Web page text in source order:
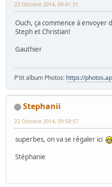
22 Octobre 2014, 09:41:31
Ouch, ça commence à envoyer
Steph et Christian!
Gauthier
P'tit album Photos: https://
Stephanii
22 Octobre 2014, 09:58:57
superbes, on va se régaler ici
Stéphanie